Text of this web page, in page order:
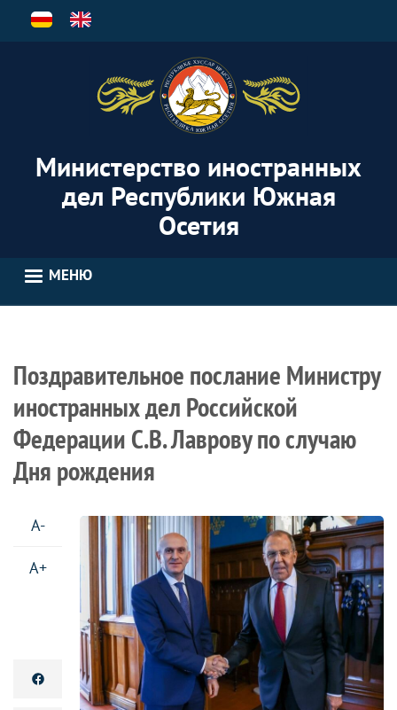
Перейти
Министерство иностранных
дел Республики Южная
Осетия
МЕНЮ
Поздравительное послание Министру
иностранных дел Российской
Федерации С.В. Лаврову по случаю
Дня рождения
A-
A+